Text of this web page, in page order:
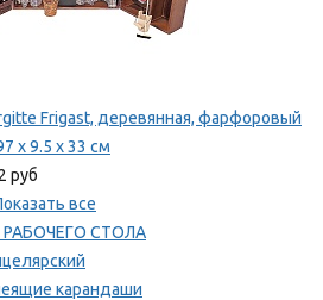
Frigast, деревянная, фарфоровый
x 9.5 x 33 см
руб
все
РАБОЧЕГО СТОЛА
карандаши